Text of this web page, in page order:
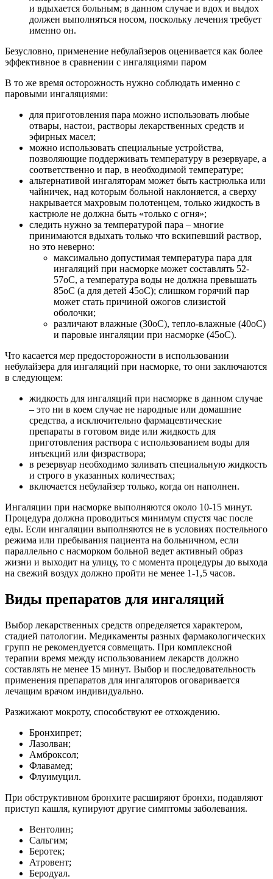
и вдыхается больным; в данном случае и вдох и выдох
должен выполняться носом, поскольку лечения требует
именно он.
Безусловно, применение небулайзеров оценивается как более
эффективное в сравнении с ингаляциями паром
В то же время осторожность нужно соблюдать именно с
паровыми ингаляциями:
для приготовления пара можно использовать любые
отвары, настои, растворы лекарственных средств и
эфирных масел;
можно использовать специальные устройства,
позволяющие поддерживать температуру в резервуаре, а
соответственно и пар, в необходимой температуре;
альтернативой ингаляторам может быть кастрюлька или
чайничек, над которым больной наклоняется, а сверху
накрывается махровым полотенцем, только жидкость в
кастрюле не должна быть «только с огня»;
следить нужно за температурой пара – многие
принимаются вдыхать только что вскипевший раствор,
но это неверно:
максимально допустимая температура пара для
ингаляций при насморке может составлять 52-
57оС, а температура воды не должна превышать
85оС (а для детей 45оС); слишком горячий пар
может стать причиной ожогов слизистой
оболочки;
различают влажные (30оС), тепло-влажные (40оС)
и паровые ингаляции при насморке (45оС).
Что касается мер предосторожности в использовании
небулайзера для ингаляций при насморке, то они заключаются
в следующем:
жидкость для ингаляций при насморке в данном случае
– это ни в коем случае не народные или домашние
средства, а исключительно фармацевтические
препараты в готовом виде или жидкость для
приготовления раствора с использованием воды для
инъекций или физраствора;
в резервуар необходимо заливать специальную жидкость
и строго в указанных количествах;
включается небулайзер только, когда он наполнен.
Ингаляции при насморке выполняются около 10-15 минут.
Процедура должна проводиться минимум спустя час после
еды. Если ингаляции выполняются не в условиях постельного
режима или пребывания пациента на больничном, если
параллельно с насморком больной ведет активный образ
жизни и выходит на улицу, то с момента процедуры до выхода
на свежий воздух должно пройти не менее 1-1,5 часов.
Виды препаратов для ингаляций
Выбор лекарственных средств определяется характером,
стадией патологии. Медикаменты разных фармакологических
групп не рекомендуется совмещать. При комплексной
терапии время между использованием лекарств должно
составлять не менее 15 минут. Выбор и последовательность
применения препаратов для ингаляторов оговаривается
лечащим врачом индивидуально.
Разжижают мокроту, способствуют ее отхождению.
Бронхипрет;
Лазолван;
Амброксол;
Флавамед;
Флуимуцил.
При обструктивном бронхите расширяют бронхи, подавляют
приступ кашля, купируют другие симптомы заболевания.
Вентолин;
Сальгим;
Беротек;
Атровент;
Беродуал.